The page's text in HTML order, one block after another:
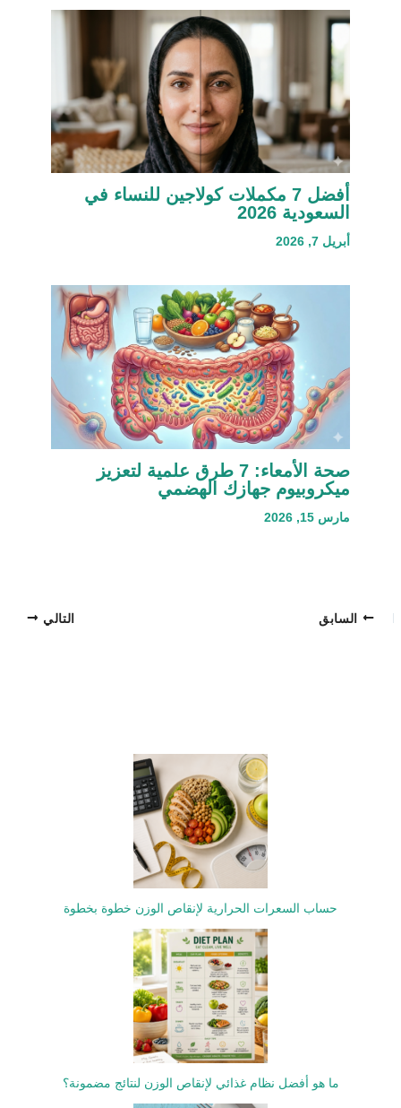
أفضل 7 مكملات كولاجين للنساء في
السعودية 2026
أبريل 7, 2026
صحة الأمعاء: 7 طرق علمية لتعزيز
ميكروبيوم جهازك الهضمي
مارس 15, 2026
السابق التالي
حساب السعرات الحرارية لإنقاص الوزن خطوة بخطوة
ما هو أفضل نظام غذائي لإنقاص الوزن لنتائج مضمونة؟